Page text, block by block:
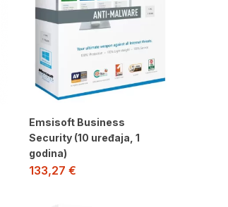
Emsisoft Business
Security (10 uređaja, 1
godina)
133,27 €